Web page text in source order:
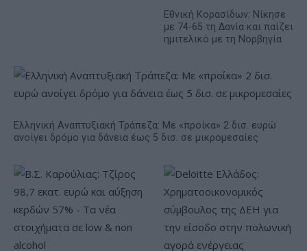
Εθνική Κορασίδων: Νίκησε
με 74-65 τη Δανία και παίζει
ημιτελικό με τη Νορβηγία
Ελληνική Αναπτυξιακή Τράπεζα: Με «προίκα» 2 δισ. ευρώ
ανοίγει δρόμο για δάνεια έως 5 δισ. σε μικρομεσαίες